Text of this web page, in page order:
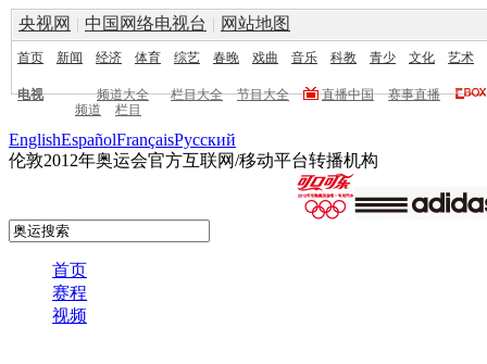
央视网 | 中国网络电视台 | 网站地图
首页 新闻 经济 体育 综艺 春晚 戏曲 音乐 科教 青少 文化 艺术
电视 频道大全 栏目大全 节目大全 直播中国
赛事直播
频道
栏目
EnglishEspañolFrançaisPусский
伦敦2012年奥运会官方互联网/移动平台转播机构
首页
赛程
视频